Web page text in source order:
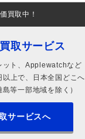
買取中！
取サービス
ット、Applewatchなど
上で、日本全国どこへ
等一部地域を除く）
サービスへ